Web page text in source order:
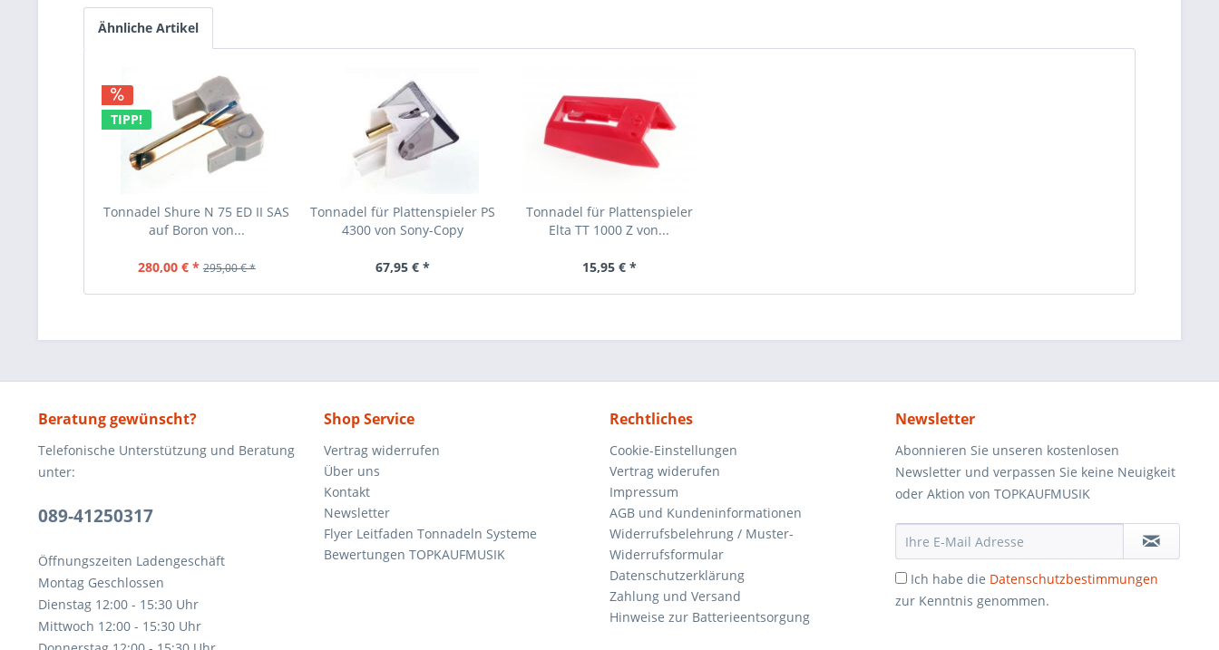
Ähnliche Artikel
TIPP!
Tonnadel Shure N 75 ED II SAS
auf Boron von...
280,00 € * 295,00 € *
Tonnadel für Plattenspieler PS
4300 von Sony-Copy
67,95 € *
Tonnadel für Plattenspieler
Elta TT 1000 Z von...
15,95 € *
Beratung gewünscht?
Telefonische Unterstützung und Beratung
unter:
089-41250317
Öffnungszeiten Ladengeschäft
Montag Geschlossen
Dienstag 12:00 - 15:30 Uhr
Mittwoch 12:00 - 15:30 Uhr
Shop Service
Vertrag widerrufen
Über uns
Kontakt
Newsletter
Flyer Leitfaden Tonnadeln Systeme
Bewertungen TOPKAUFMUSIK
Rechtliches
Cookie-Einstellungen
Vertrag widerufen
Impressum
AGB und Kundeninformationen
Widerrufsbelehrung / Muster-
Widerrufsformular
Datenschutzerklärung
Zahlung und Versand
Hinweise zur Batterieentsorgung
Newsletter
Abonnieren Sie unseren kostenlosen
Newsletter und verpassen Sie keine Neuigkeit
oder Aktion von TOPKAUFMUSIK
Ich habe die Datenschutzbestimmungen
zur Kenntnis genommen.